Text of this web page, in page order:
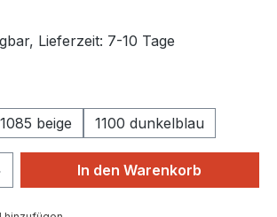
Lieferzeit: 7-10 Tage
1085 beige 1100 dunkelblau
Gib den
In den Warenkorb